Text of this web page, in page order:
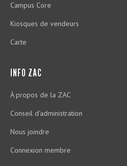
Campus Core
Kiosques de vendeurs
Carte
INFO ZAC
À propos de la ZAC
Conseil d'administration
Nous joindre
Connexion membre